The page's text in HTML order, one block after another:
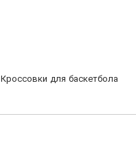
Кроссовки для баскетбола